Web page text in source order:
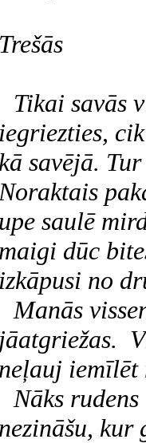
Trešās
Tikai savās
iegriezties,
kā savējā.
Noraktais
upe saulē
maigi dūc
izkāpusi no
Manās
jāatgriežas.
neļauj iemīlēt
Nāks
nezināšu, kur